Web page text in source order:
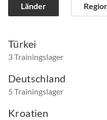
Länder
Türkei
3 Trainingslager
Deutschland
5 Trainingslager
Kroatien